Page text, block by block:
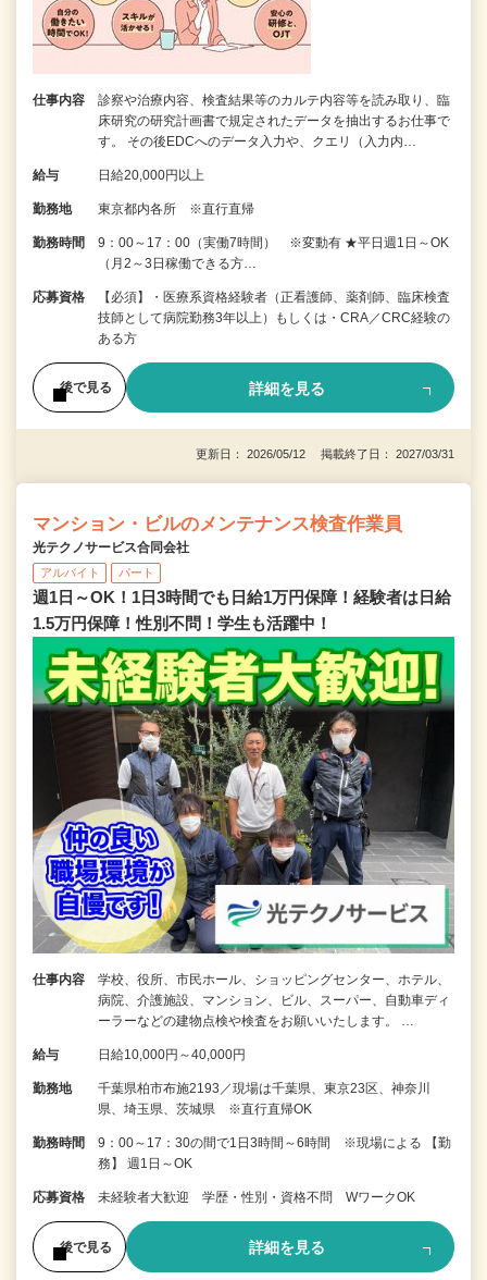
仕事内容
診察や治療内容、検査結果等のカルテ内容等を読み取り、臨
床研究の研究計画書で規定されたデータを抽出するお仕事で
す。 その後EDCへのデータ入力や、クエリ（入力内…
給与 日給20,000円以上
勤務地 東京都内各所 ※直行直帰
勤務時間
9：00～17：00（実働7時間） ※変動有 ★平日週1日～OK
（月2～3日稼働できる方…
応募資格
【必須】・医療系資格経験者（正看護師、薬剤師、臨床検査
技師として病院勤務3年以上）もしくは・CRA／CRC経験の
ある方
後で見る 詳細を見る
更新日： 2026/05/12 掲載終了日： 2027/03/31
マンション・ビルのメンテナンス検査作業員
光テクノサービス合同会社
アルバイト パート
週1日～OK！1日3時間でも日給1万円保障！経験者は日給
1.5万円保障！性別不問！学生も活躍中！
仕事内容
学校、役所、市民ホール、ショッピングセンター、ホテル、
病院、介護施設、マンション、ビル、スーパー、自動車ディ
ーラーなどの建物点検や検査をお願いいたします。 …
給与 日給10,000円～40,000円
勤務地
千葉県柏市布施2193／現場は千葉県、東京23区、神奈川
県、埼玉県、茨城県 ※直行直帰OK
勤務時間
9：00～17：30の間で1日3時間～6時間 ※現場による 【勤
務】 週1日～OK
応募資格 未経験者大歓迎 学歴・性別・資格不問 WワークOK
後で見る 詳細を見る